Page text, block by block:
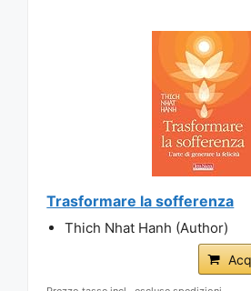
Trasformare la sofferenza
Thich Nhat Hanh (Author)